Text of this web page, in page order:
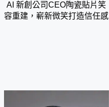
AI 新創公司CEO陶瓷貼片笑
容重建，嶄新微笑打造信任感